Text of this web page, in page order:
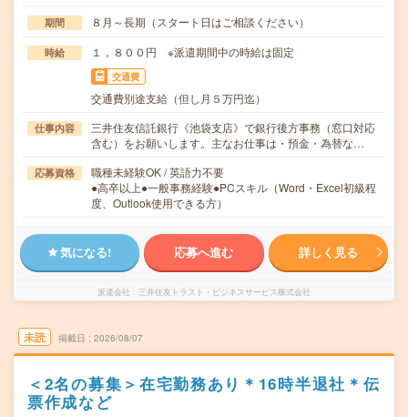
期間 ８月～長期（スタート日はご相談ください）
時給 １，８００円 ※派遣期間中の時給は固定
交通費
交通費別途支給（但し月５万円迄）
仕事内容
三井住友信託銀行《池袋支店》で銀行後方事務（窓口対応
含む）をお願いします。主なお仕事は・預金・為替な…
応募資格
職種未経験OK / 英語力不要
●高卒以上●一般事務経験●PCスキル（Word・Excel初級程
度、Outlook使用できる方）
気になる! 応募へ進む 詳しく見る
派遣会社 三井住友トラスト・ビジネスサービス株式会社
未読 掲載日 2026/08/07
＜2名の募集＞在宅勤務あり＊16時半退社＊伝
票作成など